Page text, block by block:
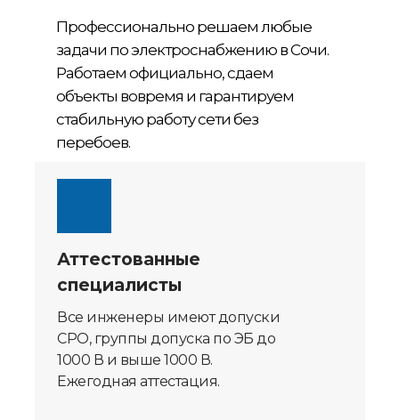
Профессионально решаем любые
задачи по электроснабжению в Сочи.
Работаем официально, сдаем
объекты вовремя и гарантируем
стабильную работу сети без
перебоев.
Аттестованные
специалисты
Все инженеры имеют допуски
СРО, группы допуска по ЭБ до
1000 В и выше 1000 В.
Ежегодная аттестация.